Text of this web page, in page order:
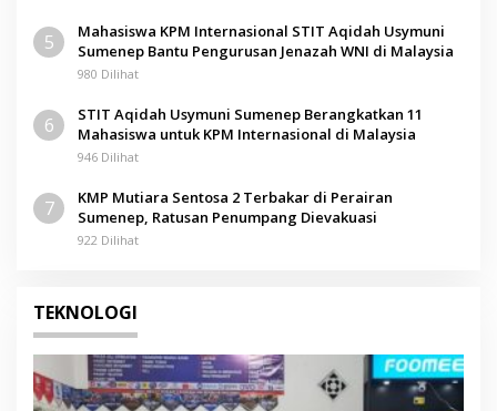
5
Mahasiswa KPM Internasional STIT Aqidah Usymuni
Sumenep Bantu Pengurusan Jenazah WNI di Malaysia
980 Dilihat
6
STIT Aqidah Usymuni Sumenep Berangkatkan 11
Mahasiswa untuk KPM Internasional di Malaysia
946 Dilihat
7
KMP Mutiara Sentosa 2 Terbakar di Perairan
Sumenep, Ratusan Penumpang Dievakuasi
922 Dilihat
TEKNOLOGI